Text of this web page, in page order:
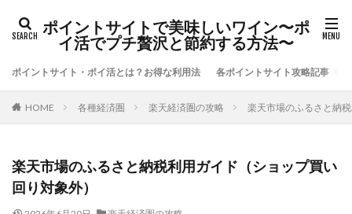
ポイントサイトで美味しいワイン〜ポ
イ活でプチ贅沢と節約する方法〜
ポイントサイト・ポイ活とは？お得な利用法 各ポイントサイト攻略記事
HOME 各種経済圏 楽天経済圏の攻略 楽天市場のふるさと納
楽天市場のふるさと納税利用ガイド（ショップ買い
回り対象外）